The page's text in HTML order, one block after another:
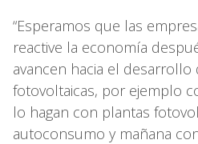
“Esperamos que las
reactive la economía
avancen hacia el
fotovoltaicas, por ejemplo
lo hagan con plantas
autoconsumo y mañana